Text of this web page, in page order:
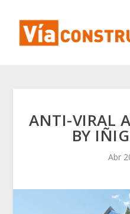
ANTI-VIRAL
BY
Abr